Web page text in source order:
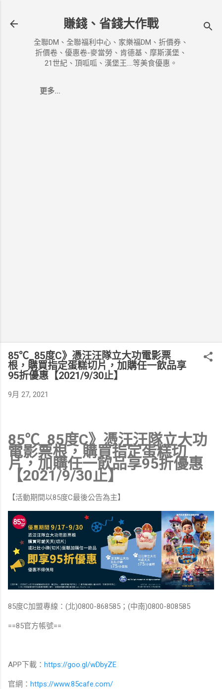
賺錢、省錢大作戰
全聯DM、全聯福利中心、家樂福DM、折價券、
折價卷、優惠卷-麥當勞、肯德基、摩斯漢堡、
21世紀、頂呱呱、漢堡王....等美食優惠。
更多…
85℃_85度C》憑汪汪隊立大功電影票
根，購買指定蛋糕切片，加購任一飲品享
95折優惠【2021/9/30止】
9月 27, 2021
85℃_85度C》憑汪汪隊立大功
電影票根，購買指定蛋糕切
片，加購任一飲品享95折優惠
【2021/9/30止】
【活動期間以85度C最後公告為主】
85度C加盟專線：(北)0800-868585；(中南)0800-808585
==85官方帳號==
APP下載： https://goo.gl/wDbyZE
官網： https://www.85cafe.com/